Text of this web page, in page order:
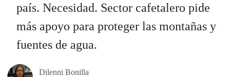
país. Necesidad. Sector cafetalero pide
más apoyo para proteger las montañas y
fuentes de agua.
Dilenni Bonilla